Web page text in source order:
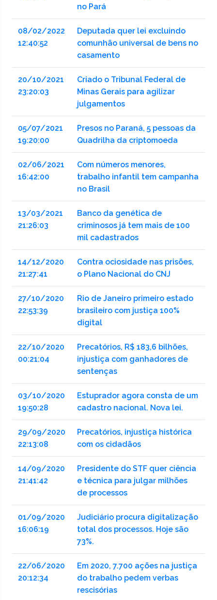
no Pará
08/02/2022
12:40:52
Deputada quer lei excluindo
comunhão universal de bens no
casamento
20/10/2021
23:20:03
Criado o Tribunal Federal de
Minas Gerais para agilizar
julgamentos
05/07/2021
19:20:00
Presos no Paraná, 5 pessoas da
Quadrilha da criptomoeda
02/06/2021
16:42:00
Com números menores,
trabalho infantil tem campanha
no Brasil
13/03/2021
21:26:03
Banco da genética de
criminosos já tem mais de 100
mil cadastrados
14/12/2020
21:27:41
Contra ociosidade nas prisões,
o Plano Nacional do CNJ
27/10/2020
22:53:39
Rio de Janeiro primeiro estado
brasileiro com justiça 100%
digital
22/10/2020
00:21:04
Precatórios, R$ 183,6 bilhões,
injustiça com ganhadores de
sentenças
03/10/2020
19:50:28
Estuprador agora consta de um
cadastro nacional. Nova lei.
29/09/2020
22:13:08
Precatórios, injustiça histórica
com os cidadãos
14/09/2020
21:41:42
Presidente do STF quer ciência
e técnica para julgar milhões
de processos
01/09/2020
16:06:19
Judiciário procura digitalização
total dos processos. Hoje são
73%.
22/06/2020
20:12:34
Em 2020, 7.700 ações na justiça
do trabalho pedem verbas
rescisórias